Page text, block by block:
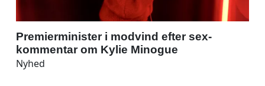
Premierminister i modvind efter sex-
kommentar om Kylie Minogue
Nyhed